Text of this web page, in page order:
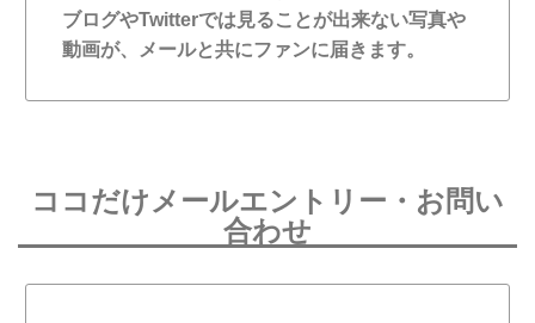
ブログやTwitterでは見ることが出来ない写真や
動画が、メールと共にファンに届きます。
ココだけメールエントリー・お問い
合わせ